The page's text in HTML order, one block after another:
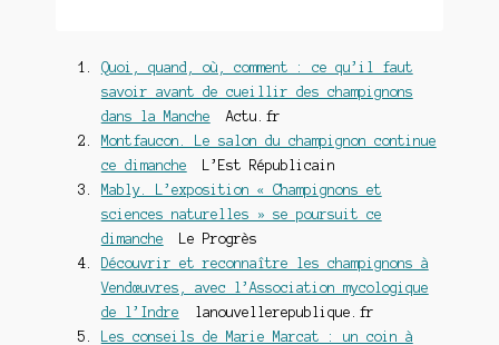
Quoi, quand, où, comment : ce qu’il faut
savoir avant de cueillir des champignons
dans la Manche Actu.fr
Montfaucon. Le salon du champignon continue
ce dimanche L’Est Républicain
Mably. L’exposition « Champignons et
sciences naturelles » se poursuit ce
dimanche Le Progrès
Découvrir et reconnaître les champignons à
Vendœuvres, avec l’Association mycologique
de l’Indre lanouvellerepublique.fr
Les conseils de Marie Marcat : un coin à